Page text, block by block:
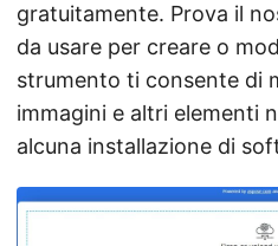
gratuitamente. Prova il
da usare per creare o
strumento ti consente di
immagini e altri elementi
alcuna installazione di